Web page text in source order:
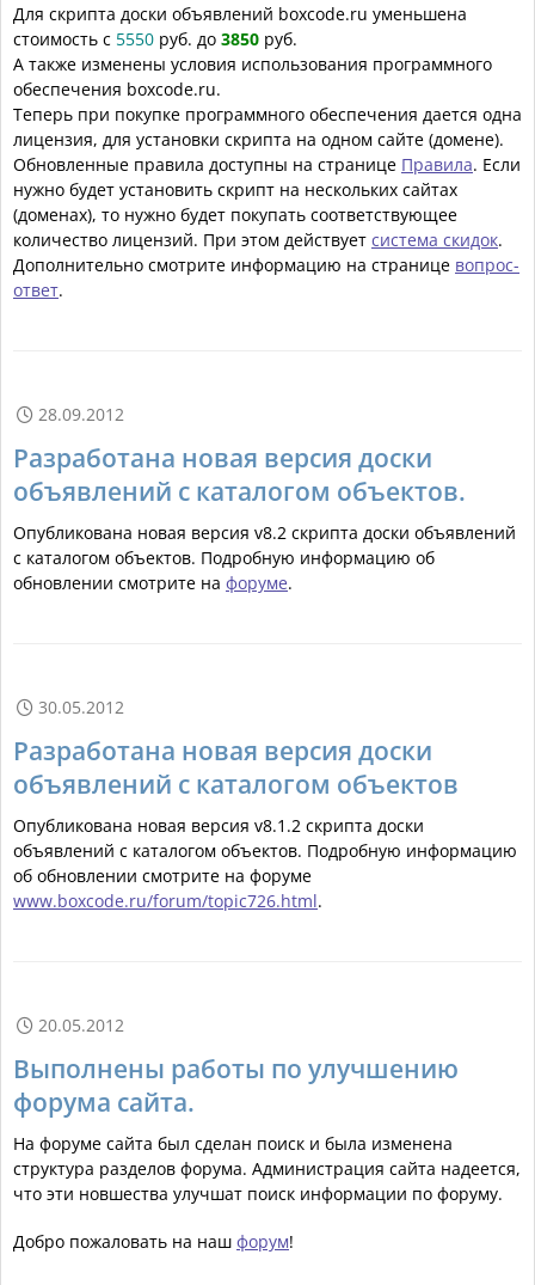
Для скрипта доски объявлений boxcode.ru уменьшена
стоимость с 5550 руб. до 3850 руб.
А также изменены условия использования программного
обеспечения boxcode.ru.
Теперь при покупке программного обеспечения дается одна
лицензия, для установки скрипта на одном сайте (домене).
Обновленные правила доступны на странице Правила. Если
нужно будет установить скрипт на нескольких сайтах
(доменах), то нужно будет покупать соответствующее
количество лицензий. При этом действует система скидок.
Дополнительно смотрите информацию на странице вопрос-
ответ.
 28.09.2012
Разработана новая версия доски
объявлений с каталогом объектов.
Опубликована новая версия v8.2 скрипта доски объявлений
с каталогом объектов. Подробную информацию об
обновлении смотрите на форуме.
 30.05.2012
Разработана новая версия доски
объявлений с каталогом объектов
Опубликована новая версия v8.1.2 скрипта доски
объявлений с каталогом объектов. Подробную информацию
об обновлении смотрите на форуме
www.boxcode.ru/forum/topic726.html.
 20.05.2012
Выполнены работы по улучшению
форума сайта.
На форуме сайта был сделан поиск и была изменена
структура разделов форума. Администрация сайта надеется,
что эти новшества улучшат поиск информации по форуму.
Добро пожаловать на наш форум!